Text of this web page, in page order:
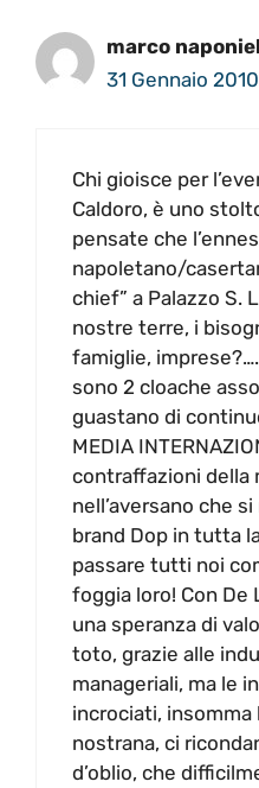
marco
31 Gennaio
Chi gioisce per
Caldoro, è uno
pensate che
napoletano/
chief” a Palazzo S.
nostre terre, i
famiglie,
sono 2 cloache
guastano di
MEDIA
contraffazioni della
nell’aversano che
brand Dop in tutta
passare tutti noi
foggia loro! Con De
una speranza di
toto, grazie alle
manageriali, ma le
incrociati, insomma
nostrana, ci
d’oblio, che